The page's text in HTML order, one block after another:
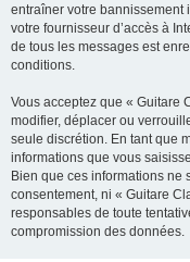
entraîner votre bannissement
votre fournisseur d’accès à
de tous les messages est
conditions.
Vous acceptez que « Guitare
modifier, déplacer ou
seule discrétion. En tant que
informations que vous
Bien que ces informations ne
consentement, ni « Guitare
responsables de toute
compromission des données.